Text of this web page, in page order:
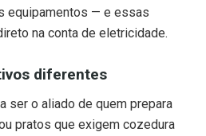
equipamentos — e essas
na conta de eletricidade.
diferentes
ser o aliado de quem prepara
pratos que exigem cozedura